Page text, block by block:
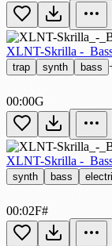
XLNT-Skrilla -
trap synth bass
00:00G
XLNT-Skrilla -
synth bass
00:02F#